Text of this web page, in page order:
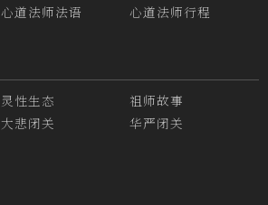
心道法师法语 心道法师行程
灵性生态
祖师故事
大悲闭关
华严闭关